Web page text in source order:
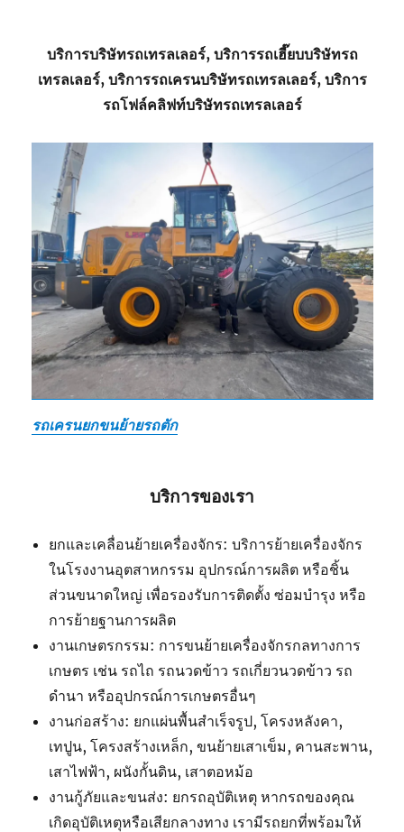
บริการบริษัทรถเทรลเลอร์, บริการรถเฮี๊ยบบริษัทรถ
เทรลเลอร์, บริการรถเครนบริษัทรถเทรลเลอร์, บริการ
รถโฟล์คลิฟท์บริษัทรถเทรลเลอร์
รถเครนยกขนย้ายรถตัก
บริการของเรา
ยกและเคลื่อนย้ายเครื่องจักร: บริการย้ายเครื่องจักร
ในโรงงานอุตสาหกรรม อุปกรณ์การผลิต หรือชิ้น
ส่วนขนาดใหญ่ เพื่อรองรับการติดตั้ง ซ่อมบำรุง หรือ
การย้ายฐานการผลิต
งานเกษตรกรรม: การขนย้ายเครื่องจักรกลทางการ
เกษตร เช่น รถไถ รถนวดข้าว รถเกี่ยวนวดข้าว รถ
ดำนา หรืออุปกรณ์การเกษตรอื่นๆ
งานก่อสร้าง: ยกแผ่นพื้นสำเร็จรูป, โครงหลังคา,
เทปูน, โครงสร้างเหล็ก, ขนย้ายเสาเข็ม, คานสะพาน,
เสาไฟฟ้า, ผนังกั้นดิน, เสาตอหม้อ
งานกู้ภัยและขนส่ง: ยกรถอุบัติเหตุ หากรถของคุณ
เกิดอุบัติเหตุหรือเสียกลางทาง เรามีรถยกที่พร้อมให้